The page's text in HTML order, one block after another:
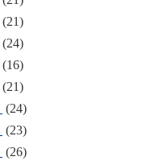
(21)
(24)
(16)
(21)
(24)
(23)
(26)